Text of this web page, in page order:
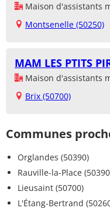
Maison d'assistants
Montsenelle (50250)
MAM LES PTITS
Maison d'assistants
Brix (50700)
Communes
Orglandes (50390)
Rauville-la-Place
Lieusaint (50700)
L'Étang-Bertrand